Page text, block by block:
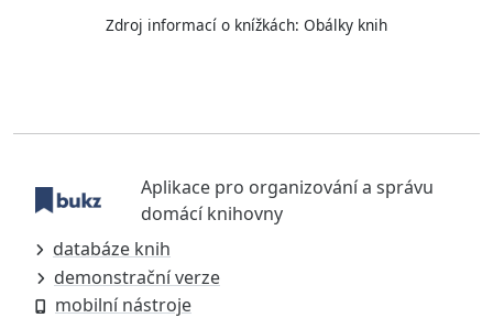
Zdroj informací o knížkách: Obálky knih
Aplikace pro organizování a správu
domácí knihovny
databáze knih
demonstrační verze
mobilní nástroje